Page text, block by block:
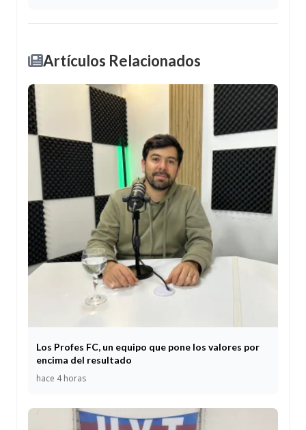
Artículos Relacionados
Los Profes FC, un equipo que pone los valores por
encima del resultado
hace 4 horas